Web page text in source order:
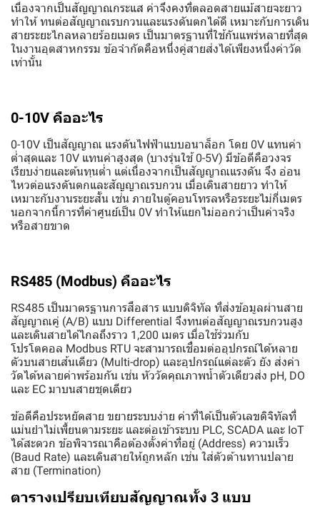
เนื่องจากเป็นสัญญาณกระแส ค่าจึงคงที่ตลอดสายแม้สายจะยาว
ทำให้ ทนต่อสัญญาณรบกวนและแรงดันตกได้ดี เหมาะกับการเดิน
สายระยะไกลหลายร้อยเมตร เป็นมาตรฐานที่ใช้กันแพร่หลายที่สุด
ในงานอุตสาหกรรม ข้อจำกัดคือหนึ่งคู่สายส่งได้เพียงหนึ่งค่าวัด
เท่านั้น
0-10V คืออะไร
0-10V เป็นสัญญาณ แรงดันไฟฟ้าแบบอนาล็อก โดย 0V แทนค่า
ต่ำสุดและ 10V แทนค่าสูงสุด (บางรุ่นใช้ 0-5V) มีข้อดีคือวงจร
เรียบง่ายและต้นทุนต่ำ แต่เนื่องจากเป็นสัญญาณแรงดัน จึง อ่อน
ไหวต่อแรงดันตกและสัญญาณรบกวน เมื่อเดินสายยาว ทำให้
เหมาะกับงานระยะสั้น เช่น ภายในตู้คอนโทรลหรือระยะไม่กี่เมตร
นอกจากนี้การที่ค่าศูนย์เป็น 0V ทำให้แยกไม่ออกว่าเป็นค่าจริง
หรือสายขาด
RS485 (Modbus) คืออะไร
RS485 เป็นมาตรฐานการสื่อสาร แบบดิจิทัล ที่ส่งข้อมูลผ่านสาย
สัญญาณคู่ (A/B) แบบ Differential จึงทนต่อสัญญาณรบกวนสูง
และเดินสายได้ไกลถึงราว 1,200 เมตร เมื่อใช้ร่วมกับ
โปรโตคอล Modbus RTU จะสามารถเชื่อมต่ออุปกรณ์ได้หลาย
ตัวบนสายเส้นเดียว (Multi-drop) และอุปกรณ์แต่ละตัว ยัง ส่งค่า
วัดได้หลายค่าพร้อมกัน เช่น หัววัดคุณภาพน้ำตัวเดียวส่ง pH, DO
และ EC มาบนสายชุดเดียว
ข้อดีคือประหยัดสาย ขยายระบบง่าย ค่าที่ได้เป็นตัวเลขดิจิทัลที่
แม่นยำไม่เพี้ยนตามระยะ และต่อเข้าระบบ PLC, SCADA และ IoT
ได้สะดวก ข้อพิจารณาคือต้องตั้งค่าที่อยู่ (Address) ความเร็ว
(Baud Rate) และเดินสายให้ถูกหลัก เช่น ใส่ตัวต้านทานปลาย
สาย (Termination)
ตารางเปรียบเทียบสัญญาณทั้ง 3 แบบ